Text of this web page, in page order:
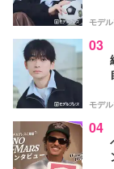
モデ
03
モデ
04